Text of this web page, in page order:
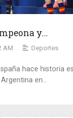
y...
AM Deportes
hace historia
en...